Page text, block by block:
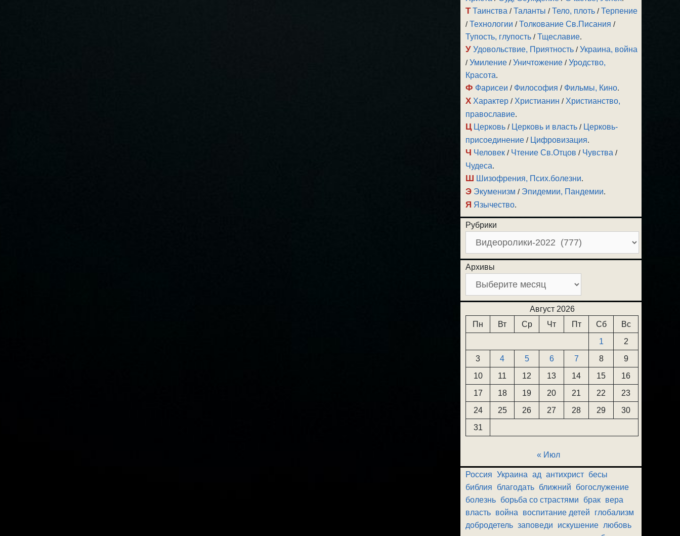
Т Таинства /Таланты /Тело, плоть /Терпение
/Технологии /Толкование Св.Писания /
Тупость, глупость /Тщеславие.
У Удовольствие, Приятность /Украина, война
/Умиление /Уничтожение /Уродство,
Красота.
Ф Фарисеи / Философия / Фильмы, Кино.
Х Характер / Христианин / Христианство,
православие.
Ц Церковь / Церковь и власть / Церковь-
присоединение / Цифровизация.
Ч Человек / Чтение Св.Отцов / Чувства /
Чудеса.
Ш Шизофрения, Псих.болезни.
Э Экуменизм / Эпидемии, Пандемии.
Я Язычество.
Рубрики
Архивы
Август 2026
Пн
Вт Ср Чт Пт Сб
Вс
1
2
3
4 5 6 7 8
9
10
11 12 13 14 15
16
17
18 19 20 21 22
23
24
25 26 27 28 29
30
31
« Июл
Россия Украина ад антихрист бесы
библия
благодать ближний
богослужение
болезнь борьба со страстями брак вера
власть война воспитание детей
глобализм
добродетель заповеди искушение любовь